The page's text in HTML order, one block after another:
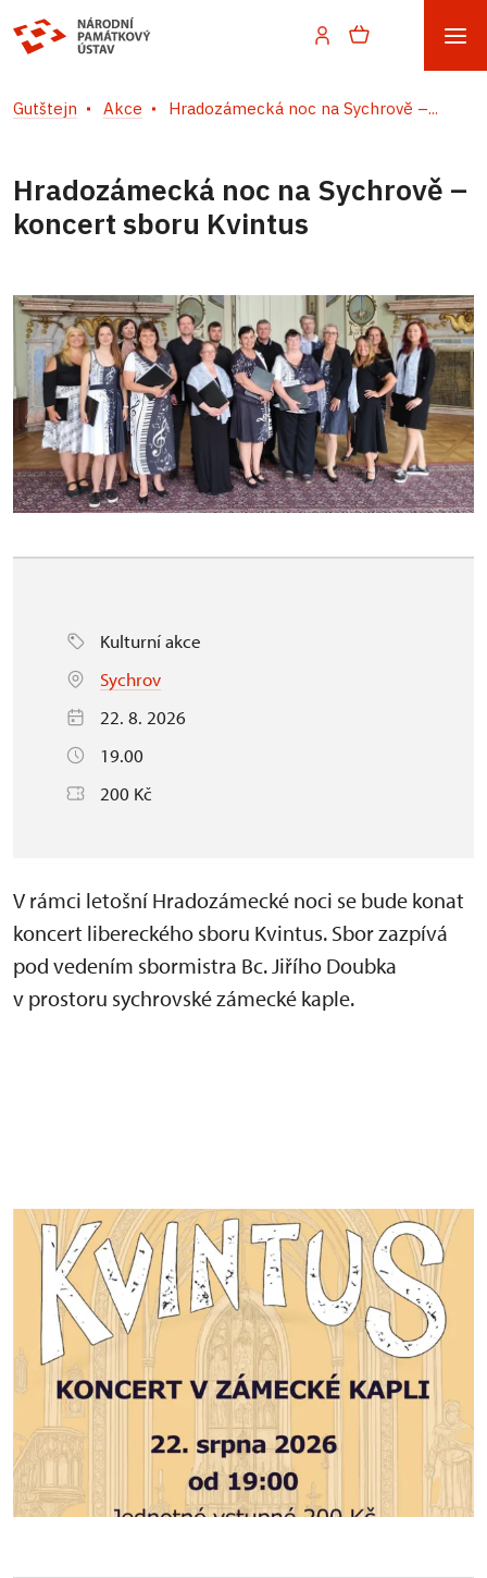
Gutštejn Akce Hradozámecká noc na Sychrově –...
Hradozámecká noc na Sychrově –
koncert sboru Kvintus
Kulturní akce
Sychrov
22. 8. 2026
19.00
200 Kč
V rámci letošní Hradozámecké noci se bude konat
koncert libereckého sboru Kvintus. Sbor zazpívá
pod vedením sbormistra Bc. Jiřího Doubka
v prostoru sychrovské zámecké kaple.